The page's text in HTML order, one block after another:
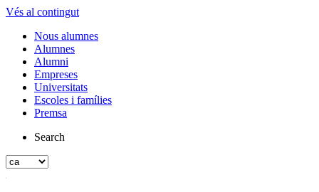
Vés al contingut
Nous alumnes
Alumnes
Alumni
Empreses
Universitats
Escoles i famílies
Premsa
Search